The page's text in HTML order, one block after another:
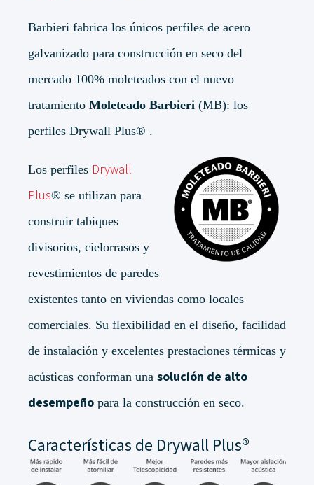
Barbieri fabrica los únicos perfiles de acero
galvanizado para construcción en seco del
mercado 100% moleteados con el nuevo
tratamiento Moleteado Barbieri (MB): los
perfiles Drywall Plus® .
Los perfiles Drywall
Plus® se utilizan para
construir tabiques
divisorios, cielorrasos y
revestimientos de paredes
existentes tanto en viviendas como locales
comerciales. Su flexibilidad en el diseño, facilidad
de instalación y excelentes prestaciones térmicas y
acústicas conforman una solución de alto
desempeño para la construcción en seco.
Características de Drywall Plus®